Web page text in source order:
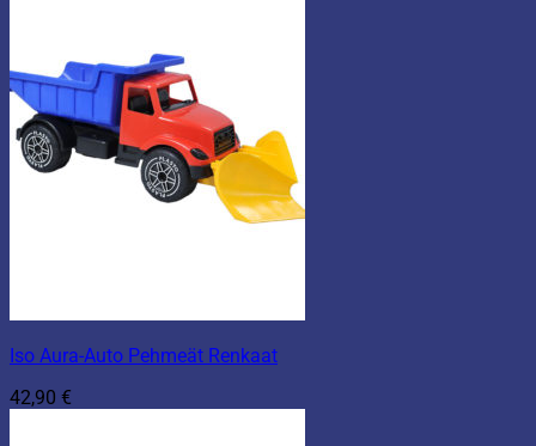
Iso Aura-Auto Pehmeät Renkaat
42,90 €